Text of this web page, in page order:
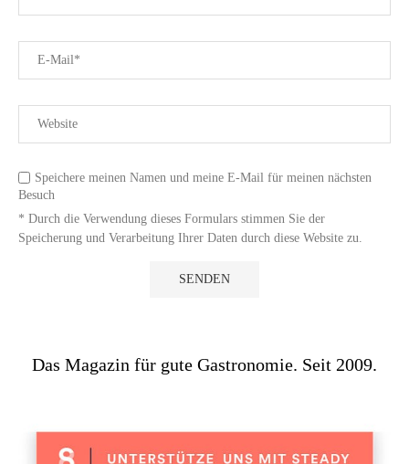
Speichere meinen Namen und meine E-Mail für meinen nächsten
Besuch
* Durch die Verwendung dieses Formulars stimmen Sie der
Speicherung und Verarbeitung Ihrer Daten durch diese Website zu.
Das Magazin für gute Gastronomie. Seit 2009.